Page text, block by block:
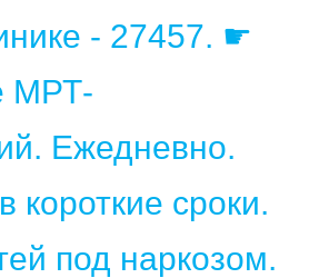
- 27457. ☛
МРТ-
Ежедневно.
короткие сроки.
под наркозом.